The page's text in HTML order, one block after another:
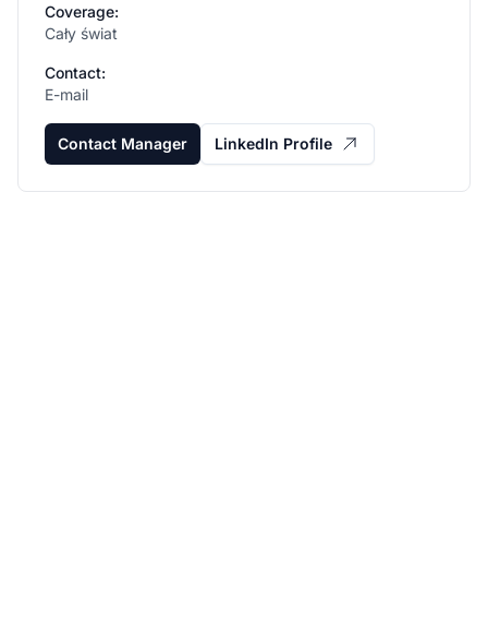
Coverage:
Cały świat
Contact:
E-mail
Contact Manager LinkedIn Profile